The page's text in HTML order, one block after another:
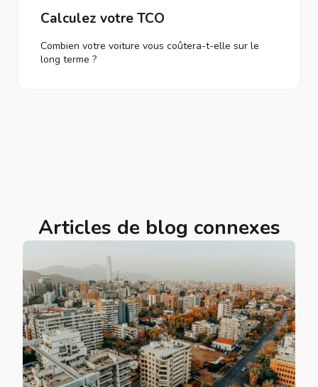
Calculez votre TCO
Combien votre voiture vous coûtera-t-elle sur le
long terme ?
Articles de blog connexes